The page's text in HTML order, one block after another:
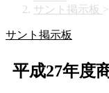
サント掲示板 >
サント掲示板
平成27年度